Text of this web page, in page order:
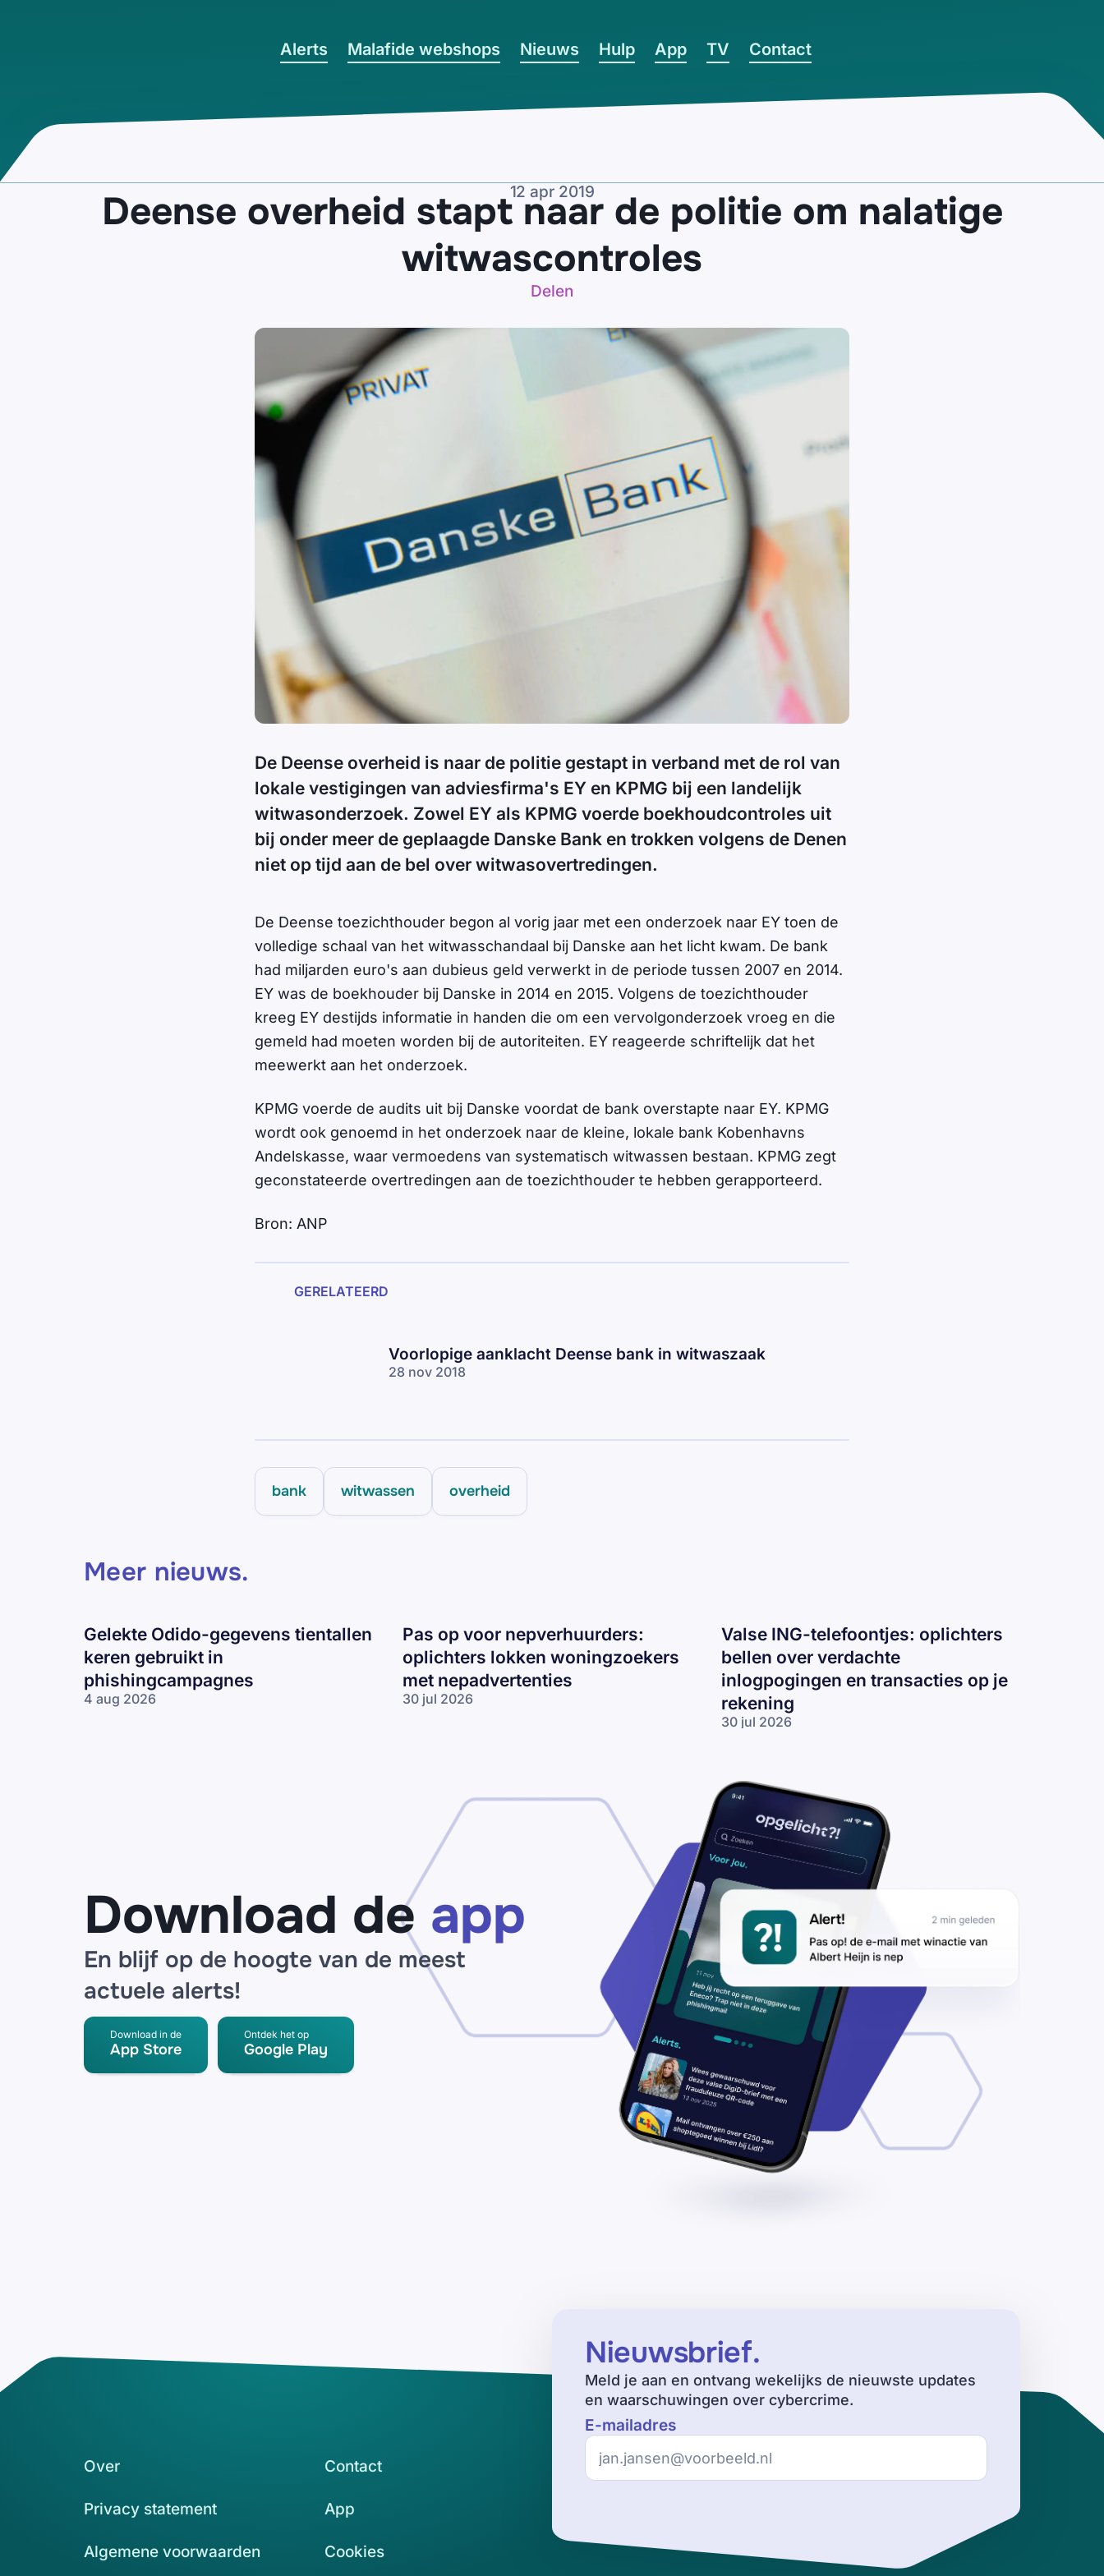
Alerts Malafide webshops Nieuws Hulp App TV Contact
12 apr 2019
Deense overheid stapt naar de politie om nalatige
witwascontroles
Delen
De Deense overheid is naar de politie gestapt in verband met de rol van
lokale vestigingen van adviesfirma's EY en KPMG bij een landelijk
witwasonderzoek. Zowel EY als KPMG voerde boekhoudcontroles uit
bij onder meer de geplaagde Danske Bank en trokken volgens de Denen
niet op tijd aan de bel over witwasovertredingen.
De Deense toezichthouder begon al vorig jaar met een onderzoek naar EY toen de
volledige schaal van het witwasschandaal bij Danske aan het licht kwam. De bank
had miljarden euro's aan dubieus geld verwerkt in de periode tussen 2007 en 2014.
EY was de boekhouder bij Danske in 2014 en 2015. Volgens de toezichthouder
kreeg EY destijds informatie in handen die om een vervolgonderzoek vroeg en die
gemeld had moeten worden bij de autoriteiten. EY reageerde schriftelijk dat het
meewerkt aan het onderzoek.
KPMG voerde de audits uit bij Danske voordat de bank overstapte naar EY. KPMG
wordt ook genoemd in het onderzoek naar de kleine, lokale bank Kobenhavns
Andelskasse, waar vermoedens van systematisch witwassen bestaan. KPMG zegt
geconstateerde overtredingen aan de toezichthouder te hebben gerapporteerd.
Bron: ANP
GERELATEERD
Voorlopige aanklacht Deense bank in witwaszaak
28 nov 2018
bank witwassen overheid
Meer nieuws.
Gelekte Odido-gegevens tientallen
keren gebruikt in
phishingcampagnes
4 aug 2026
Pas op voor nepverhuurders:
oplichters lokken woningzoekers
met nepadvertenties
30 jul 2026
nepadvertenties
Valse ING-telefoontjes: oplichters
bellen over verdachte
inlogpogingen en transacties op je
rekening
30 jul 2026
bellen over
verdachte
inlogpogingen
en transacties
op je rekening
Download de app
En blijf op de hoogte van de meest
actuele alerts!
Download in de
App Store
Ontdek het op
Google Play
Nieuwsbrief.
Meld je aan en ontvang wekelijks de nieuwste updates
en waarschuwingen over cybercrime.
E-mailadres
Over Contact
Privacy statement App
Algemene voorwaarden Cookies